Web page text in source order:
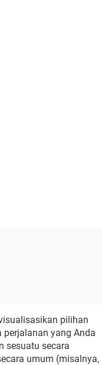
pilihan
perjalanan yang Anda
sesuatu secara
umum (misalnya,